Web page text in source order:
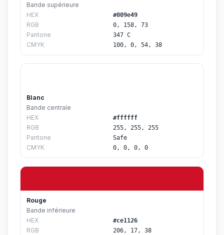
Bande supérieure
HEX
#009e49
RGB 0, 158, 73
Pantone 347 C
CMYK 100, 0, 54, 38
Blanc
Bande centrale
HEX
#ffffff
RGB 255, 255, 255
Pantone Safe
CMYK 0, 0, 0, 0
Rouge
Bande inférieure
HEX
#ce1126
RGB 206, 17, 38